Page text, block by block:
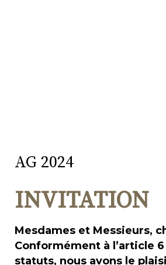
AG 2024
INVITATION
Mesdames et Messieurs,
Conformément à l’article
statuts, nous avons le